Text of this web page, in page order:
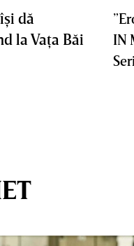
dă
la Vaţa Băi
IN